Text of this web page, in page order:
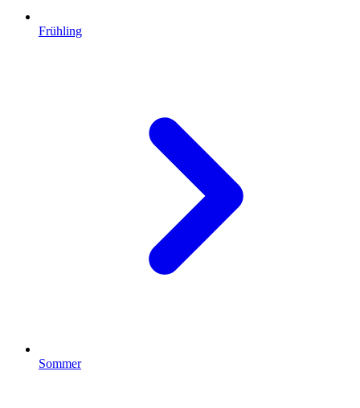
Frühling
Sommer